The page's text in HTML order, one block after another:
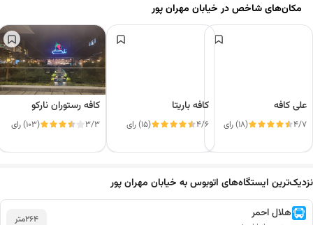
مکان‌های شاخص درخیابان مهران پور
علی کافه
4/7 (18) رای
کافه باریتا
4/6 (15) رای
کافه رستوران نارکو
3/3 (103) رای
نزدیک‌ترین ایستگاه‌های اتوبوس به خیابان مهران پور
264متر هلال احمر